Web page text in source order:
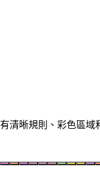
清晰規則、彩色區域